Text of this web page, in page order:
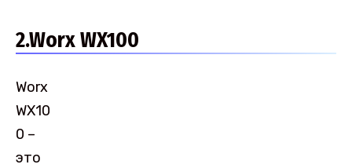
2.Worx WX100
Worx
WX10
0 –
это